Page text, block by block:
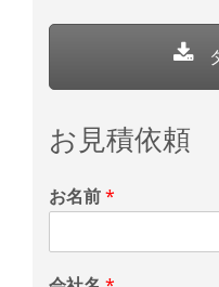
お見積依頼
お名前*